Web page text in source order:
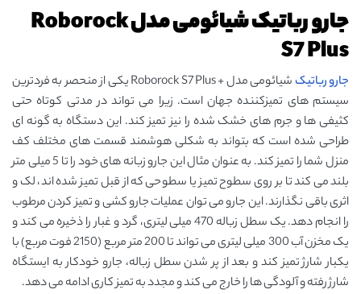
جارو رباتیک شیائومی مدل Roborock
S7 Plus
جارو رباتیک
شیائومی مدل + Roborock S7 Plus یکی از منحصر به ‌فردترین
سیستم‌ های تمیزکننده جهان است. زیرا می تواند در مدتی کوتاه حتی
کثیفی ‌ها و جرم ‌های خشک‌ شده را نیز تمیز کند. این دستگاه به گونه ای
طراحی شده است که بتواند به شکلی هوشمند قسمت های مختلف کف
منزل شما را تمیز کند. به عنوان مثال این جارو زبانه های خود را تا 5 میلی متر
بلند می کند تا بر روی سطوح تمیز یا سطوحی که از قبل تمیز شده اند، لک و
اثری باقی نگذارند. این جارو می توان عملیات جارو کشی و تمیز کردن مرطوب
را انجام دهد. یک سطل زباله 470 میلی لیتری، گرد و غبار را ذخیره می کند و
یک مخزن آب 300 میلی لیتری می تواند تا 200 متر مربع (2150 فوت مربع) با
یکبار شارژ تمیز کند و بعد از پر شدن سطل زباله، جارو خودکار به ایستگاه
شارژ رفته و آلودگی ها را خارج می کند و مجدد به تمیز کاری ادامه می دهد.